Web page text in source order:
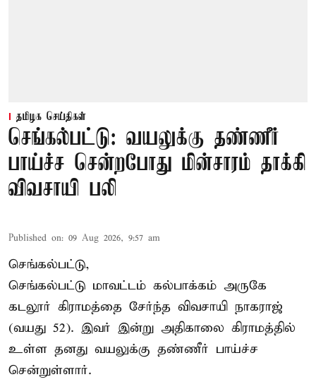
தமிழக செய்திகள்
செங்கல்பட்டு: வயலுக்கு தண்ணீர்
பாய்ச்ச சென்றபோது மின்சாரம் தாக்கி
விவசாயி பலி
Published on: 09 Aug 2026, 9:57 am
செங்கல்பட்டு,
செங்கல்பட்டு மாவட்டம் கல்பாக்கம் அருகே
கடலூர் கிராமத்தை சேர்ந்த விவசாயி நாகராஜ்
(வயது 52). இவர் இன்று அதிகாலை கிராமத்தில்
உள்ள தனது வயலுக்கு தண்ணீர் பாய்ச்ச
சென்றுள்ளார்.